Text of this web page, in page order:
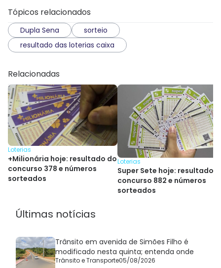
Tópicos relacionados
Dupla Sena
sorteio
resultado das loterias caixa
Relacionadas
Loterias
+Milionária hoje: resultado do
concurso 378 e números
sorteados
Loterias
Super Sete hoje: resultado
concurso 882 e números
sorteados
Últimas notícias
Trânsito em avenida de Simões Filho é
modificado nesta quinta; entenda onde
Trânsito e Transporte05/08/2026